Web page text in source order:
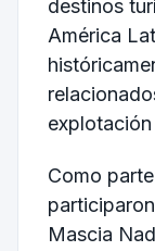
destinos
América
Como
Mascia